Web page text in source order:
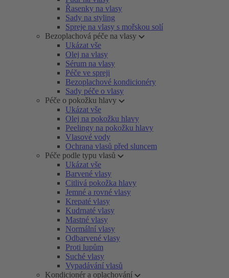
Řasenky na vlasy
Sady na styling
Spreje na vlasy s mořskou solí
Bezoplachová péče na vlasy
Ukázat vše
Olej na vlasy
Sérum na vlasy
Péče ve spreji
Bezoplachové kondicionéry
Sady péče o vlasy
Péče o pokožku hlavy
Ukázat vše
Olej na pokožku hlavy
Peelingy na pokožku hlavy
Vlasové vody
Ochrana vlasů před sluncem
Péče podle typu vlasů
Ukázat vše
Barvené vlasy
Citlivá pokožka hlavy
Jemné a rovné vlasy
Krepaté vlasy
Kudrnaté vlasy
Mastné vlasy
Normální vlasy
Odbarvené vlasy
Proti lupům
Suché vlasy
Vypadávání vlasů
Kondicionér a oplachování